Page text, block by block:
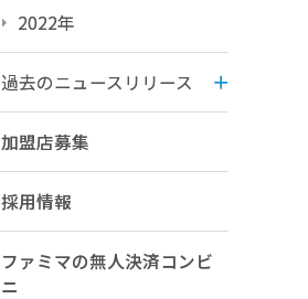
2022年
過去のニュースリリース
加盟店募集
採用情報
ファミマの無人決済コンビ
ニ